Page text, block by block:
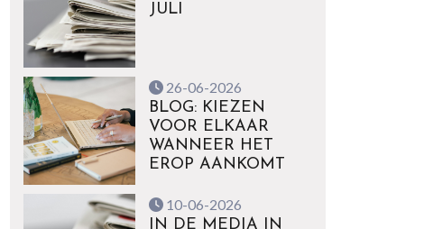
JULI
26-06-2026
BLOG: KIEZEN
VOOR ELKAAR
WANNEER HET
EROP AANKOMT
10-06-2026
IN DE MEDIA IN